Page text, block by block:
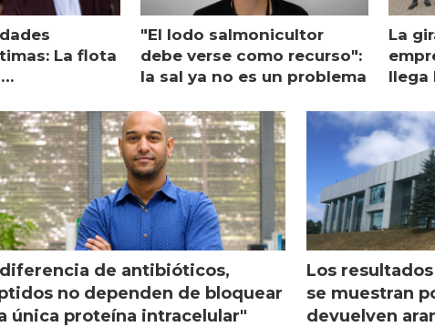
La flota
"El lodo salmonicultor
debe verse como recurso":
la sal ya no es un problema
La
llega
de antibióticos,
no dependen de bloquear
única proteína intracelular"
Los
se muestran
devuelven